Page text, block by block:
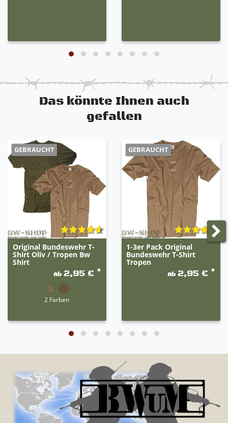
Das könnte Ihnen auch
gefallen
GEBRAUCHT
Original Bundeswehr T-
Shirt Oliv / Tropen Bw
Shirt
ab 2,95 € *
2 Farben
GEBRAUCHT
1-3er Pack Original
Bundeswehr T-Shirt
Tropen
ab 2,95 € *